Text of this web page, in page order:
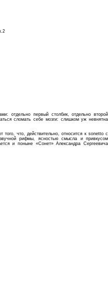
отдельно первый столбик, отдельно второй
сломать себе мозги: слишком уж невнятна
что, действительно, относится к sonetto с
рифмы, ясностью смысла и привкусом
и поныне «Сонет» Александра Сергеевича